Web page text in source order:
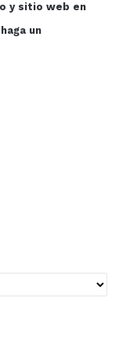
y sitio web en
un